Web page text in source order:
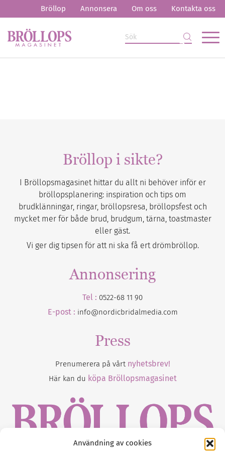
Användning av cookies
Bröllop Annonsera Om oss Kontakta oss
Bröllop i sikte?
I Bröllopsmagasinet hittar du allt ni behöver inför er
bröllopsplanering: inspiration och tips om
brudklänningar, ringar, bröllopsresa, bröllopsfest och
mycket mer för både brud, brudgum, tärna, toastmaster
eller gäst.
Vi ger dig tipsen för att ni ska få ert drömbröllop.
Annonsering
Tel : 0522-68 11 90
E-post : info@nordicbridalmedia.com
Press
Prenumerera på vårt nyhetsbrev!
Här kan du köpa Bröllopsmagasinet